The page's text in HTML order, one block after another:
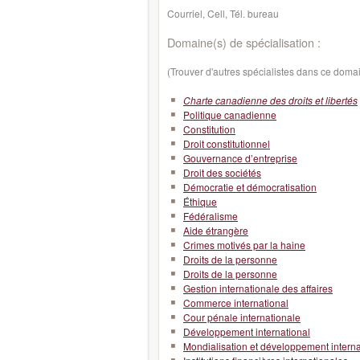
Courriel, Cell, Tél. bureau
Domaine(s) de spécialisation :
(Trouver d'autres spécialistes dans ce
Charte canadienne des droits et libertés
Politique canadienne
Constitution
Droit constitutionnel
Gouvernance d’entreprise
Droit des sociétés
Démocratie et démocratisation
Éthique
Fédéralisme
Aide étrangère
Crimes motivés par la haine
Droits de la personne
Droits de la personne
Gestion internationale des affaires
Commerce international
Cour pénale internationale
Développement international
Mondialisation et développement